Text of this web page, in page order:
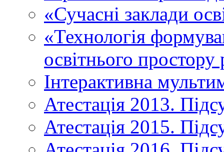
«Сучасні заклади
«Технологія
освітнього простору
Інтерактивна
Атестація 2013.
Атестація 2015.